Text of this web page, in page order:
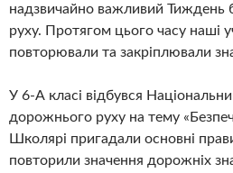
надзвичайно важливий Тиждень
руху. Протягом цього часу наші
повторювали та закріплювали
У 6-А класі відбувся
дорожнього руху на тему
Школярі пригадали основні
повторили значення дорожніх